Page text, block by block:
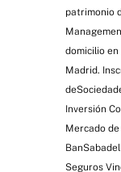
patrimonio
domicilio
Madrid.
Inversión
Mercado
Seguros